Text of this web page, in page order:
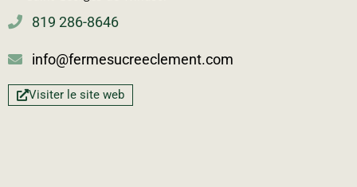
819 286-8646
info@fermesucreeclement.com
Visiter le site web